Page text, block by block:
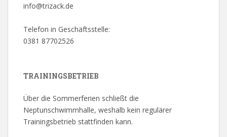
info@trizack.de
Telefon in Geschäftsstelle:
0381 87702526
TRAININGSBETRIEB
Über die Sommerferien schließt die
Neptunschwimmhalle, weshalb kein regulärer
Trainingsbetrieb stattfinden kann.